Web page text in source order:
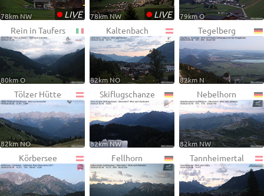
•LIVE
78km NW •LIVE
78km NW 79km O
Rein in Taufers
80km O
Kaltenbach
82km NO
Tegelberg
82km N
Tölzer Hütte
82km NO
Skiflugschanze
82km NW
Nebelhorn
82km NW
Körbersee Fellhorn Tannheimertal